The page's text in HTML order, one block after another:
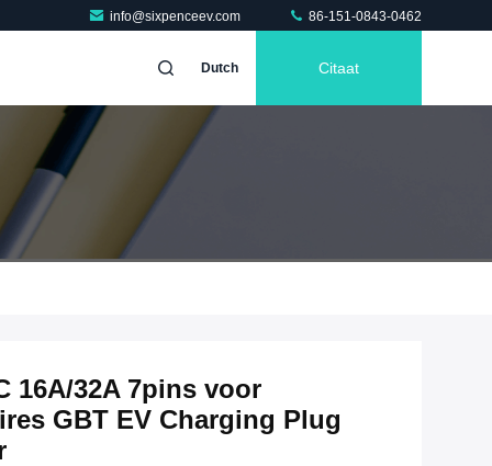
info@sixpenceev.com 86-151-0843-0462
Dutch Citaat
16A/32A 7pins voor
GBT EV Charging Plug